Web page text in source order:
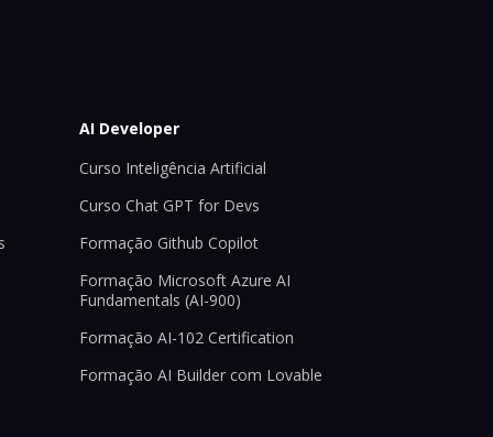
AI Developer
Curso Inteligência Artificial
Curso Chat GPT for Devs
Formação Github Copilot
Formação Microsoft Azure AI
Fundamentals (AI-900)
Formação AI-102 Certification
Formação AI Builder com Lovable